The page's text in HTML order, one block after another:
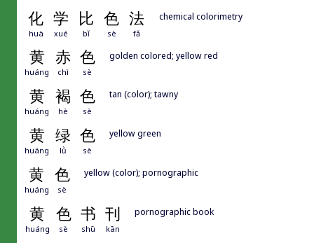
化 学 比 色 法
huà xué bǐ sè fǎ
chemical colorimetry
黄 赤 色
huáng chì sè
golden colored; yellow red
黄 褐 色
huáng hè sè
tan (color); tawny
黄 绿 色
huáng lǜ sè
yellow green
黄 色
huáng sè
yellow (color); pornographic
黄 色 书 刊
huáng sè shū kān
pornographic book